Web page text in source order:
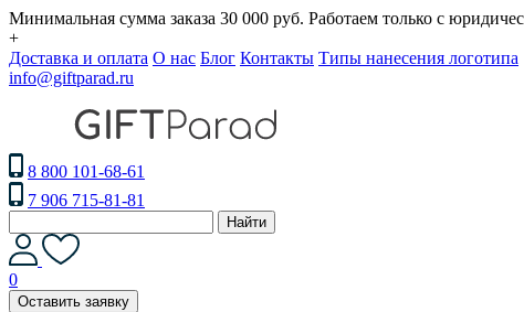
Минимальная сумма заказа 30 000 руб. Работаем только с
+
Доставка и оплата О нас Блог Контакты Типы нанесения логотипа
info@giftparad.ru
8 800 101-68-61
7 906 715-81-81
Найти
0
Оставить заявку